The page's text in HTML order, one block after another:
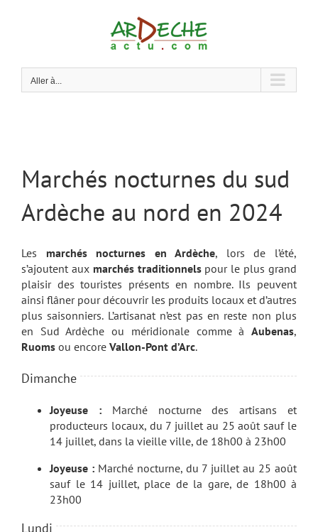
Aller à...
Marchés nocturnes du sud
Ardèche au nord en 2024
Les marchés nocturnes en Ardèche, lors de l’été,
s’ajoutent aux marchés traditionnelspour le plus grand
plaisir des touristes présents en nombre. Ils peuvent
ainsi flâner pour découvrir les produits locaux et d’autres
plus saisonniers. L’artisanat n’est pas en reste non plus
en Sud Ardèche ou méridionale comme à Aubenas,
Ruoms ou encore Vallon-Pont d’Arc.
Dimanche
Joyeuse :Marché nocturne des artisans et
producteurs locaux, du 7 juillet au 25 août sauf le
14 juillet, dans la vieille ville, de 18h00 à 23h00
Joyeuse :Marché nocturne, du 7 juillet au 25 août
sauf le 14 juillet, place de la gare, de 18h00 à
23h00
Lundi